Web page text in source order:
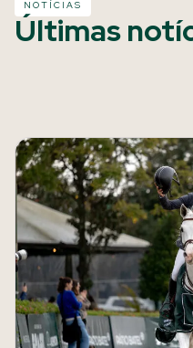
NOTÍCIAS
Últimas